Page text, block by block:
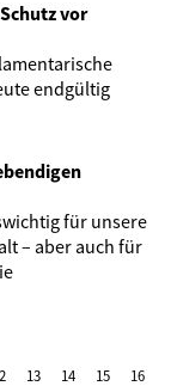
vor
endgültig
für unsere
– aber auch für
13 14 15
16